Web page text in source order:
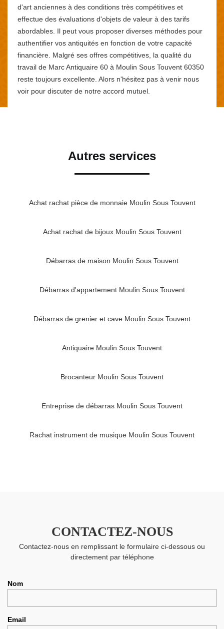
d'art anciennes à des conditions très compétitives et
effectue des évaluations d'objets de valeur à des tarifs
abordables. Il peut vous proposer diverses méthodes pour
authentifier vos antiquités en fonction de votre capacité
financière. Malgré ses offres compétitives, la qualité du
travail de Marc Antiquaire 60 à Moulin Sous Touvent 60350
reste toujours excellente. Alors n'hésitez pas à venir nous
voir pour discuter de notre accord mutuel.
Autres services
Achat rachat pièce de monnaie Moulin Sous Touvent
Achat rachat de bijoux Moulin Sous Touvent
Débarras de maison Moulin Sous Touvent
Débarras d'appartement Moulin Sous Touvent
Débarras de grenier et cave Moulin Sous Touvent
Antiquaire Moulin Sous Touvent
Brocanteur Moulin Sous Touvent
Entreprise de débarras Moulin Sous Touvent
Rachat instrument de musique Moulin Sous Touvent
CONTACTEZ-NOUS
Contactez-nous en remplissant le formulaire ci-dessous ou
directement par téléphone
Nom
Email